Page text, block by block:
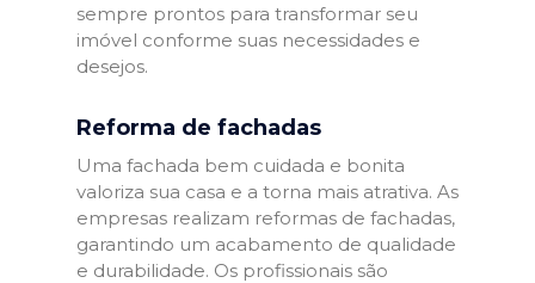
sempre prontos para transformar seu
imóvel conforme suas necessidades e
desejos.
Reforma de fachadas
Uma fachada bem cuidada e bonita
valoriza sua casa e a torna mais atrativa. As
empresas realizam reformas de fachadas,
garantindo um acabamento de qualidade
e durabilidade. Os profissionais são